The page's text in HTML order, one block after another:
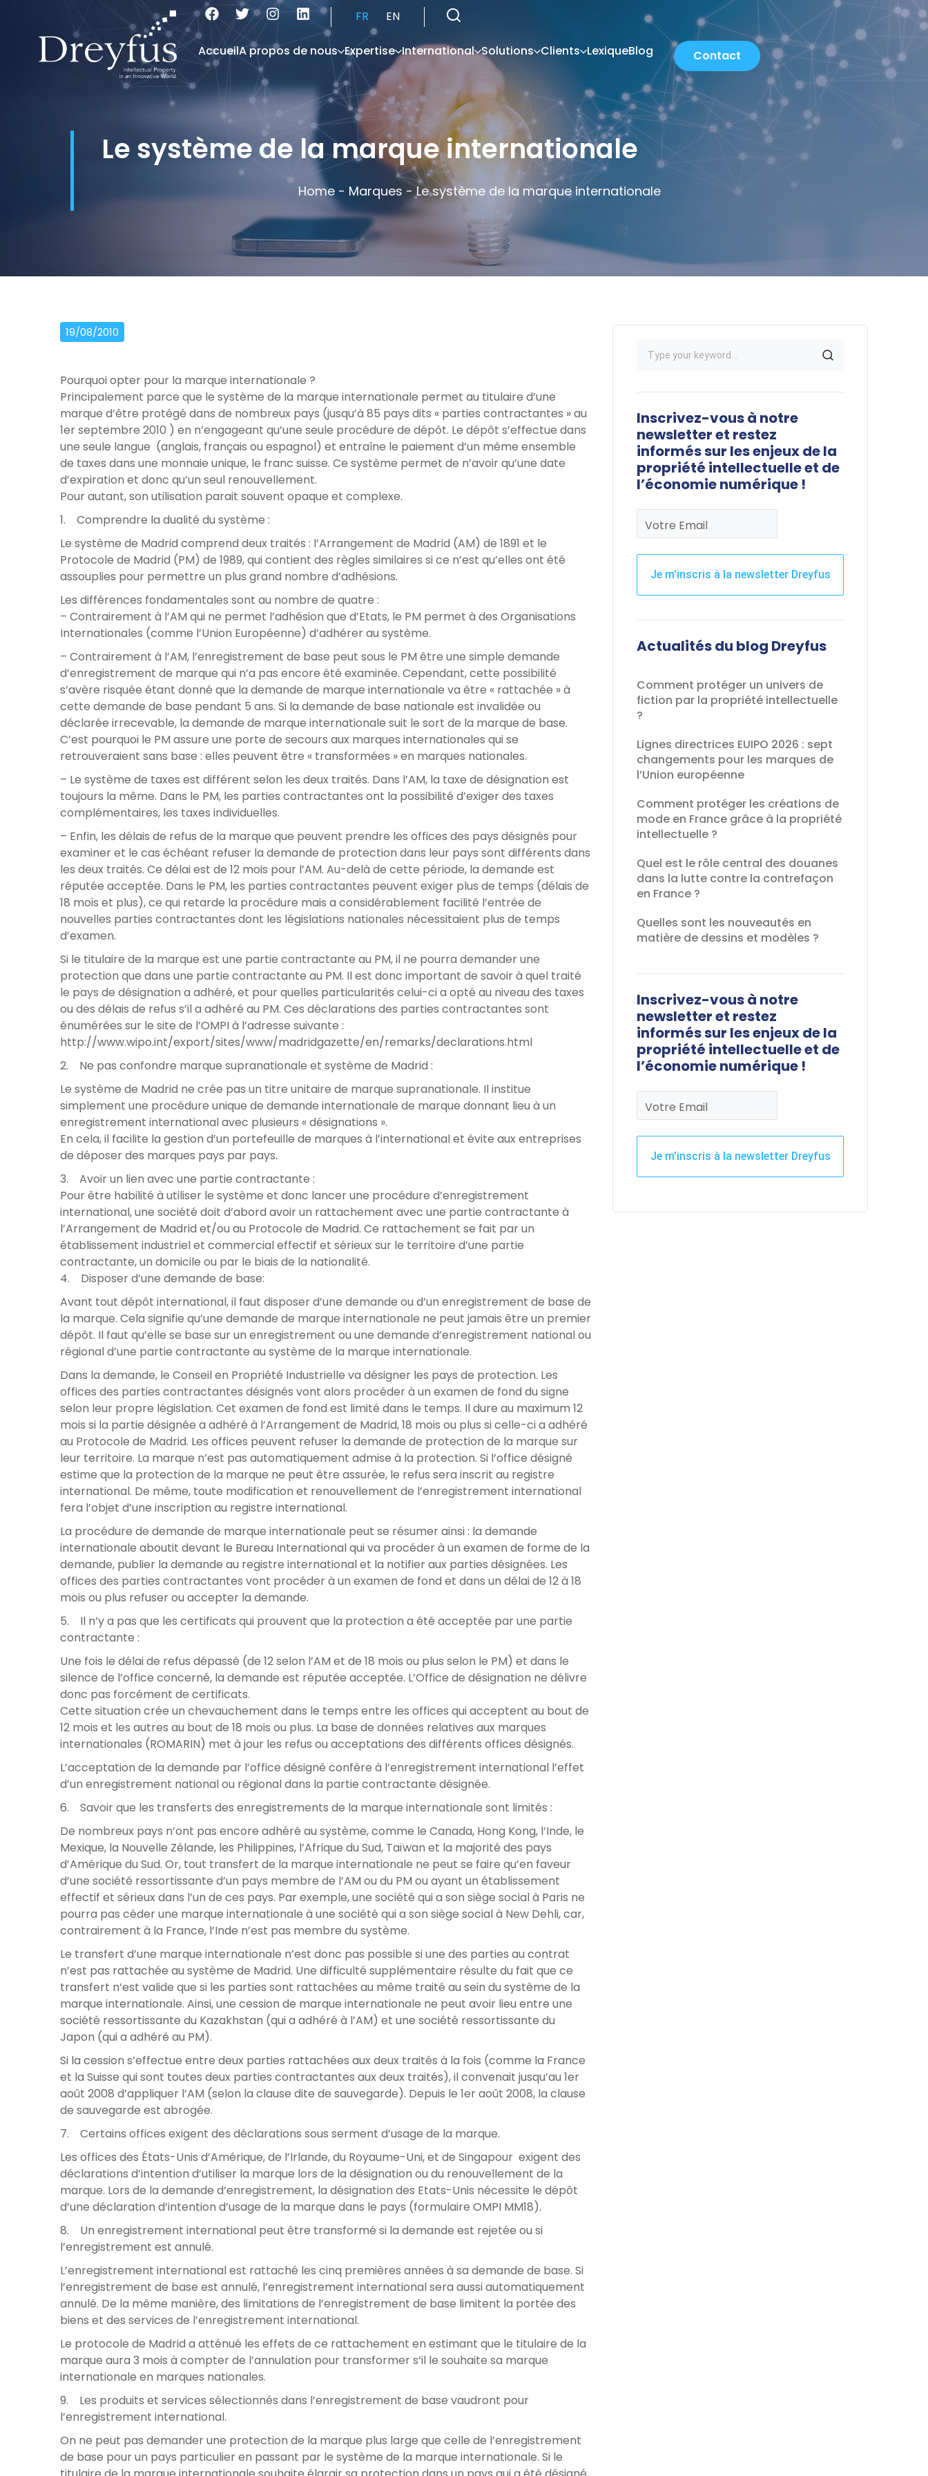
FR EN
AccueilA propos de nous Expertise International Solutions Clients LexiqueBlog Contact
Le système de la marque internationale
Home - Marques -Le système de la marque internationale
19/08/2010
Pourquoi opter pour la marque internationale ?
Principalement parce que le système de la marque internationale permet au titulaire d’une
marque d’être protégé dans de nombreux pays (jusqu’à 85 pays dits « parties contractantes » au
1er septembre 2010 ) en n’engageant qu’une seule procédure de dépôt. Le dépôt s’effectue dans
une seule langue (anglais, français ou espagnol) et entraîne le paiement d’un même ensemble
de taxes dans une monnaie unique, le franc suisse. Ce système permet de n’avoir qu’une date
d’expiration et donc qu’un seul renouvellement.
Pour autant, son utilisation parait souvent opaque et complexe.
1. Comprendre la dualité du système :
Le système de Madrid comprend deux traités : l’Arrangement de Madrid (AM) de 1891 et le
Protocole de Madrid (PM) de 1989, qui contient des règles similaires si ce n’est qu’elles ont été
assouplies pour permettre un plus grand nombre d’adhésions.
Les différences fondamentales sont au nombre de quatre :
– Contrairement à l’AM qui ne permet l’adhésion que d’Etats, le PM permet à des Organisations
Internationales (comme l’Union Européenne) d’adhérer au système.
– Contrairement à l’AM, l’enregistrement de base peut sous le PM être une simple demande
d’enregistrement de marque qui n’a pas encore été examinée. Cependant, cette possibilité
s’avère risquée étant donné que la demande de marque internationale va être « rattachée » à
cette demande de base pendant 5 ans. Si la demande de base nationale est invalidée ou
déclarée irrecevable, la demande de marque internationale suit le sort de la marque de base.
C’est pourquoi le PM assure une porte de secours aux marques internationales qui se
retrouveraient sans base : elles peuvent être « transformées » en marques nationales.
– Le système de taxes est différent selon les deux traités. Dans l’AM, la taxe de désignation est
toujours la même. Dans le PM, les parties contractantes ont la possibilité d’exiger des taxes
complémentaires, les taxes individuelles.
– Enfin, les délais de refus de la marque que peuvent prendre les offices des pays désignés pour
examiner et le cas échéant refuser la demande de protection dans leur pays sont différents dans
les deux traités. Ce délai est de 12 mois pour l’AM. Au-delà de cette période, la demande est
réputée acceptée. Dans le PM, les parties contractantes peuvent exiger plus de temps (délais de
18 mois et plus), ce qui retarde la procédure mais a considérablement facilité l’entrée de
nouvelles parties contractantes dont les législations nationales nécessitaient plus de temps
d’examen.
Si le titulaire de la marque est une partie contractante au PM, il ne pourra demander une
protection que dans une partie contractante au PM. Il est donc important de savoir à quel traité
le pays de désignation a adhéré, et pour quelles particularités celui-ci a opté au niveau des taxes
ou des délais de refus s’il a adhéré au PM. Ces déclarations des parties contractantes sont
énumérées sur le site de l’OMPI à l’adresse suivante :
http://www.wipo.int/export/sites/www/madridgazette/en/remarks/declarations.html
2. Ne pas confondre marque supranationale et système de Madrid :
Le système de Madrid ne crée pas un titre unitaire de marque supranationale. Il institue
simplement une procédure unique de demande internationale de marque donnant lieu à un
enregistrement international avec plusieurs « désignations ».
En cela, il facilite la gestion d’un portefeuille de marques à l’international et évite aux entreprises
de déposer des marques pays par pays.
3. Avoir un lien avec une partie contractante :
Pour être habilité à utiliser le système et donc lancer une procédure d’enregistrement
international, une société doit d’abord avoir un rattachement avec une partie contractante à
l’Arrangement de Madrid et/ou au Protocole de Madrid. Ce rattachement se fait par un
établissement industriel et commercial effectif et sérieux sur le territoire d’une partie
contractante, un domicile ou par le biais de la nationalité.
4. Disposer d’une demande de base:
Avant tout dépôt international, il faut disposer d’une demande ou d’un enregistrement de base de
la marque. Cela signifie qu’une demande de marque internationale ne peut jamais être un premier
dépôt. Il faut qu’elle se base sur un enregistrement ou une demande d’enregistrement national ou
régional d’une partie contractante au système de la marque internationale.
Dans la demande, le Conseil en Propriété Industrielle va désigner les pays de protection. Les
offices des parties contractantes désignés vont alors procéder à un examen de fond du signe
selon leur propre législation. Cet examen de fond est limité dans le temps. Il dure au maximum 12
mois si la partie désignée a adhéré à l’Arrangement de Madrid, 18 mois ou plus si celle-ci a adhéré
au Protocole de Madrid. Les offices peuvent refuser la demande de protection de la marque sur
leur territoire. La marque n’est pas automatiquement admise à la protection. Si l’office désigné
estime que la protection de la marque ne peut être assurée, le refus sera inscrit au registre
international. De même, toute modification et renouvellement de l’enregistrement international
fera l’objet d’une inscription au registre international.
La procédure de demande de marque internationale peut se résumer ainsi : la demande
internationale aboutit devant le Bureau International qui va procéder à un examen de forme de la
demande, publier la demande au registre international et la notifier aux parties désignées. Les
offices des parties contractantes vont procéder à un examen de fond et dans un délai de 12 à 18
mois ou plus refuser ou accepter la demande.
5. Il n’y a pas que les certificats qui prouvent que la protection a été acceptée par une partie
contractante :
Une fois le délai de refus dépassé (de 12 selon l’AM et de 18 mois ou plus selon le PM) et dans le
silence de l’office concerné, la demande est réputée acceptée. L’Office de désignation ne délivre
donc pas forcément de certificats.
Cette situation crée un chevauchement dans le temps entre les offices qui acceptent au bout de
12 mois et les autres au bout de 18 mois ou plus. La base de données relatives aux marques
internationales (ROMARIN) met à jour les refus ou acceptations des différents offices désignés.
L’acceptation de la demande par l’office désigné confère à l’enregistrement international l’effet
d’un enregistrement national ou régional dans la partie contractante désignée.
6. Savoir que les transferts des enregistrements de la marque internationale sont limités :
De nombreux pays n’ont pas encore adhéré au système, comme le Canada, Hong Kong, l’Inde, le
Mexique, la Nouvelle Zélande, les Philippines, l’Afrique du Sud, Taïwan et la majorité des pays
d’Amérique du Sud. Or, tout transfert de la marque internationale ne peut se faire qu’en faveur
d’une société ressortissante d’un pays membre de l’AM ou du PM ou ayant un établissement
effectif et sérieux dans l’un de ces pays. Par exemple, une société qui a son siège social à Paris ne
pourra pas céder une marque internationale à une société qui a son siège social à New Dehli, car,
contrairement à la France, l’Inde n’est pas membre du système.
Le transfert d’une marque internationale n’est donc pas possible si une des parties au contrat
n’est pas rattachée au système de Madrid. Une difficulté supplémentaire résulte du fait que ce
transfert n’est valide que si les parties sont rattachées au même traité au sein du système de la
marque internationale. Ainsi, une cession de marque internationale ne peut avoir lieu entre une
société ressortissante du Kazakhstan (qui a adhéré à l’AM) et une société ressortissante du
Japon (qui a adhéré au PM).
Si la cession s’effectue entre deux parties rattachées aux deux traités à la fois (comme la France
et la Suisse qui sont toutes deux parties contractantes aux deux traités), il convenait jusqu’au 1er
août 2008 d’appliquer l’AM (selon la clause dite de sauvegarde). Depuis le 1er août 2008, la clause
de sauvegarde est abrogée.
7. Certains offices exigent des déclarations sous serment d’usage de la marque.
Les offices des États-Unis d’Amérique, de l’Irlande, du Royaume-Uni, et de Singapour exigent des
déclarations d’intention d’utiliser la marque lors de la désignation ou du renouvellement de la
marque. Lors de la demande d’enregistrement, la désignation des Etats-Unis nécessite le dépôt
d’une déclaration d’intention d’usage de la marque dans le pays (formulaire OMPI MM18).
8. Un enregistrement international peut être transformé si la demande est rejetée ou si
l’enregistrement est annulé.
L’enregistrement international est rattaché les cinq premières années à sa demande de base. Si
l’enregistrement de base est annulé, l’enregistrement international sera aussi automatiquement
annulé. De la même manière, des limitations de l’enregistrement de base limitent la portée des
biens et des services de l’enregistrement international.
Le protocole de Madrid a atténué les effets de ce rattachement en estimant que le titulaire de la
marque aura 3 mois à compter de l’annulation pour transformer s’il le souhaite sa marque
internationale en marques nationales.
9. Les produits et services sélectionnés dans l’enregistrement de base vaudront pour
l’enregistrement international.
On ne peut pas demander une protection de la marque plus large que celle de l’enregistrement
de base pour un pays particulier en passant par le système de la marque internationale. Si le
Inscrivez-vous à notre
newsletter et restez
informés sur les enjeux de la
propriété intellectuelle et de
l’économie numérique !
Votre Email
Je m'inscris à la newsletter Dreyfus
champ
devrait
vide
Actualités du blog Dreyfus
Comment protéger un univers de
fiction par la propriété intellectuelle
?
Lignes directrices EUIPO 2026 : sept
changements pour les marques de
l’Union européenne
Comment protéger les créations de
mode en France grâce à la propriété
intellectuelle ?
Quel est le rôle central des douanes
dans la lutte contre la contrefaçon
en France ?
Quelles sont les nouveautés en
matière de dessins et modèles ?
Inscrivez-vous à notre
newsletter et restez
informés sur les enjeux de la
propriété intellectuelle et de
l’économie numérique !
Votre Email
Je m'inscris à la newsletter Dreyfus